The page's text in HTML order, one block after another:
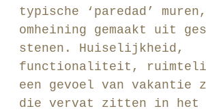
typische ‘paredad’
omheining gemaakt uit
stenen. Huiselijkheid,
functionaliteit,
een gevoel van vakantie
die vervat zitten in het